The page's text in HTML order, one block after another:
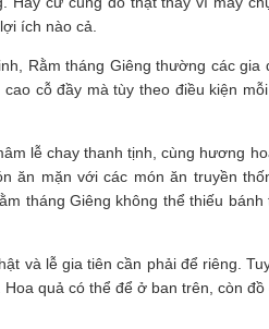
ích nào cả.
Rằm tháng Giêng thường các
cỗ đầy mà tùy theo điều kiện
lễ chay thanh tịnh, cùng hương
ăn mặn với các món ăn truyền
tháng Giêng không thể thiếu
và lễ gia tiên cần phải để riêng.
quả có thể để ở ban trên, còn